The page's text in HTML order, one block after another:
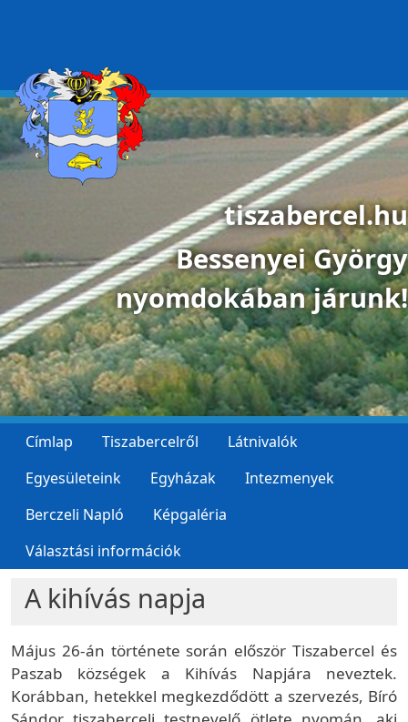
tiszabercel.hu
Bessenyei György
nyomdokában járunk!
Címlap Tiszabercelről
Látnivalók
Egyesületeink
Egyházak
Intezmenyek
Berczeli Napló
Képgaléria
Választási információk
A kihívás napja
Május 26-án története során először Tiszabercel és
Paszab községek a Kihívás Napjára neveztek.
Korábban, hetekkel megkezdődött a szervezés, Bíró